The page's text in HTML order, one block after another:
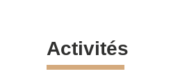
Activités